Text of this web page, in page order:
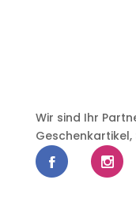
Wir sind Ihr